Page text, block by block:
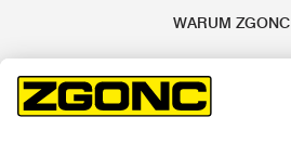
WARUM ZGONC